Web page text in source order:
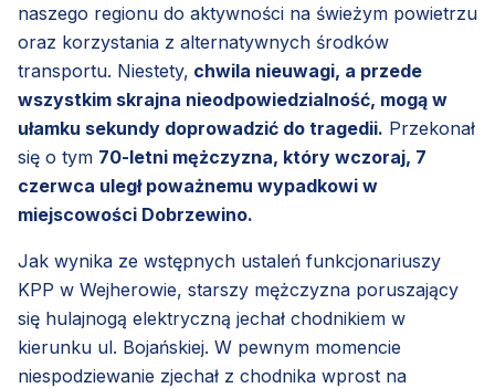
naszego regionu do aktywności na świeżym powietrzu
oraz korzystania z alternatywnych środków
transportu. Niestety, chwila nieuwagi, a przede
wszystkim skrajna nieodpowiedzialność, mogą w
ułamku sekundy doprowadzić do tragedii. Przekonał
się o tym 70-letni mężczyzna, który wczoraj, 7
czerwca uległ poważnemu wypadkowi w
miejscowości Dobrzewino.
Jak wynika ze wstępnych ustaleń funkcjonariuszy
KPP w Wejherowie, starszy mężczyzna poruszający
się hulajnogą elektryczną jechał chodnikiem w
kierunku ul. Bojańskiej. W pewnym momencie
niespodziewanie zjechał z chodnika wprost na